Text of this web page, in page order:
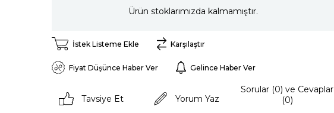
Ürün stoklarımızda kalmamıştır.
İstek Listeme Ekle Karşılaştır
Fiyat Düşünce Haber Ver Gelince Haber Ver
Tavsiye Et Yorum Yaz
Sorular (0) ve Cevaplar
(0)